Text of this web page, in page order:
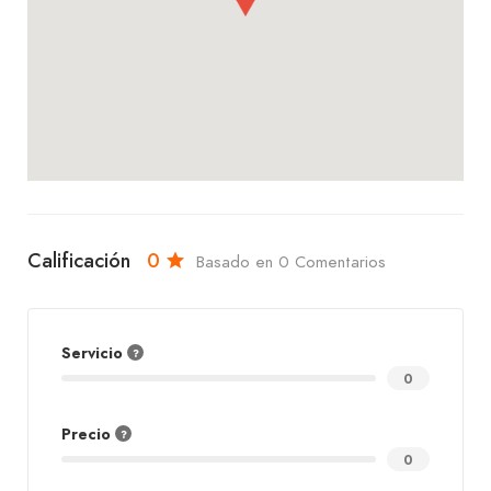
Calificación 0 Basado en 0 Comentarios
Servicio
0
Precio
0